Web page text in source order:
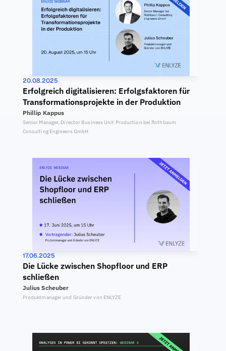
20.08.2025
Erfolgreich digitalisieren: Erfolgsfaktoren für
Transformationsprojekte in der Produktion
Phillip Kappus
Senior Manager, Director Business Unit Production bei Rothbaum
Consulting Engineers GmbH
17.06.2025
Die Lücke zwischen Shopfloor und ERP
schließen
Julius Scheuber
Produktmanager und Gründer von ENLYZE